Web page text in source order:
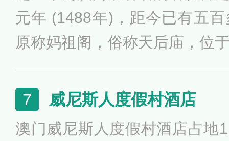
元年 (1488年)，距今已有五
原称妈祖阁，俗称天后庙，位
道教女仙妈祖，又称“天后娘娘
能预言吉凶，常于海上帮助商
7 威尼斯人度假村酒店
澳门威尼斯人度假村酒店占地